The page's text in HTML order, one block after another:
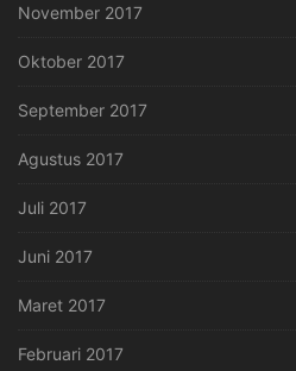
November 2017
Oktober 2017
September 2017
Agustus 2017
Juli 2017
Juni 2017
Maret 2017
Februari 2017